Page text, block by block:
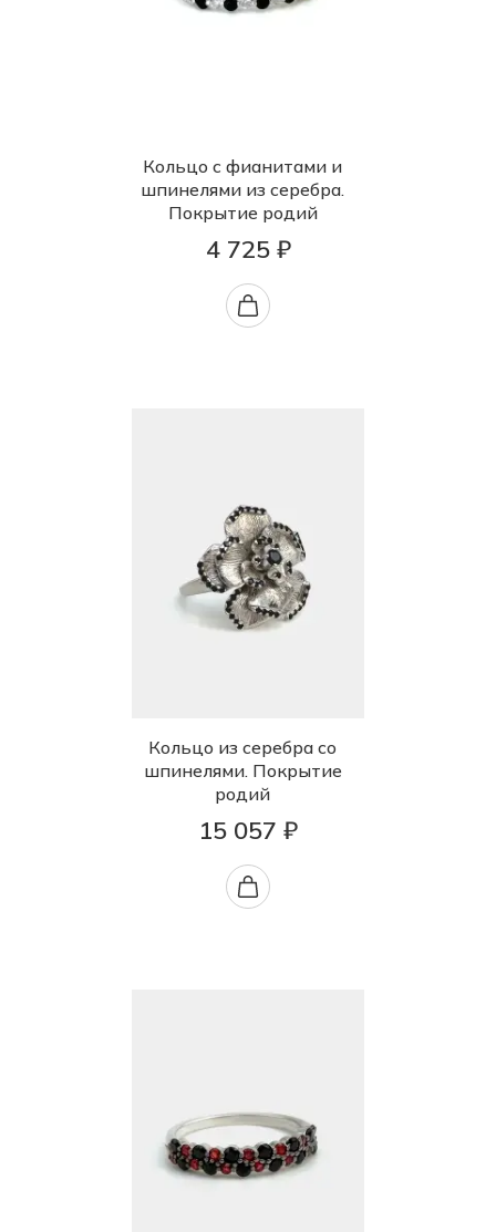
Кольцо с фианитами и
шпинелями из серебра.
Покрытие родий
4 725 ₽
Кольцо из серебра со
шпинелями. Покрытие
родий
15 057 ₽